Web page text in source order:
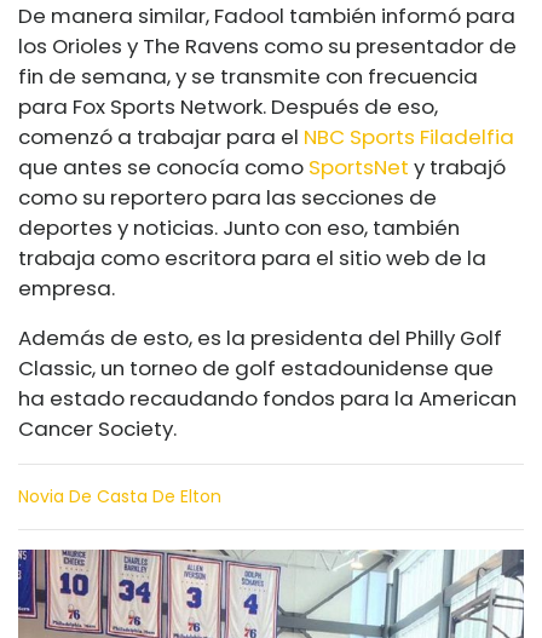
De manera similar, Fadool también informó para
los Orioles y The Ravens como su presentador de
fin de semana, y se transmite con frecuencia
para Fox Sports Network. Después de eso,
comenzó a trabajar para el NBC Sports Filadelfia
que antes se conocía como SportsNet y trabajó
como su reportero para las secciones de
deportes y noticias. Junto con eso, también
trabaja como escritora para el sitio web de la
empresa.
Además de esto, es la presidenta del Philly Golf
Classic, un torneo de golf estadounidense que
ha estado recaudando fondos para la American
Cancer Society.
Novia De Casta De Elton